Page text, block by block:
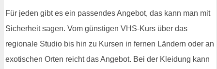
Für jeden gibt es ein passendes Angebot, das kann man mit
Sicherheit sagen. Vom günstigen VHS-Kurs über das
regionale Studio bis hin zu Kursen in fernen Ländern oder an
exotischen Orten reicht das Angebot. Bei der Kleidung kann